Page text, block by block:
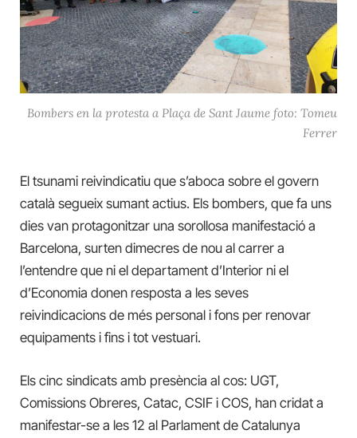
Bombers en la protesta a Plaça de Sant Jaume foto: Tomeu
Ferrer
El tsunami reivindicatiu que s’aboca sobre el govern
català segueix sumant actius. Els bombers, que fa uns
dies van protagonitzar una sorollosa manifestació a
Barcelona, surten dimecres de nou al carrer a
l’entendre que ni el departament d’Interior ni el
d’Economia donen resposta a les seves
reivindicacions de més personal i fons per renovar
equipaments i fins i tot vestuari.
Els cinc sindicats amb presència al cos: UGT,
Comissions Obreres, Catac, CSIF i COS, han cridat a
manifestar-se a les 12 al Parlament de Catalunya